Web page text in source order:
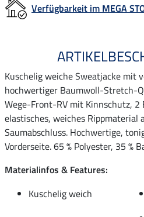
Verfügbarkeit im MEGA
Kuschelig weiche Sweatjacke mit
hochwertiger Baumwoll-Stretch-
Wege-Front-RV mit Kinnschutz, 2
elastisches, weiches Rippmaterial
Saumabschluss. Hochwertige,
Vorderseite. 65 % Polyester, 35 %
Materialinfos & Features:
Kuschelig weich